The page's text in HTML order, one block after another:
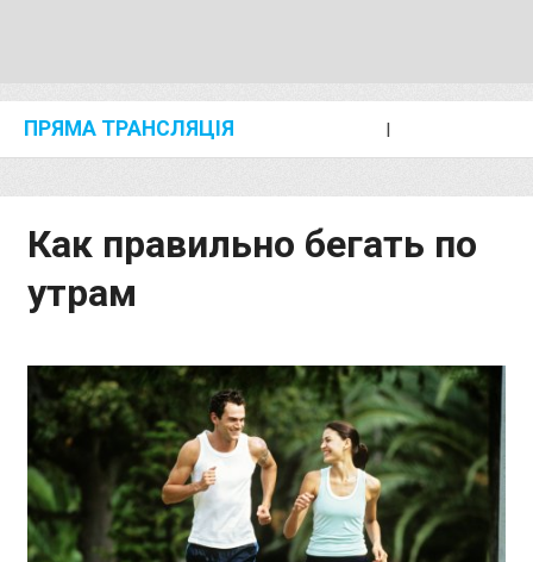
ПРЯМА ТРАНСЛЯЦІЯ I
Как правильно бегать по
утрам